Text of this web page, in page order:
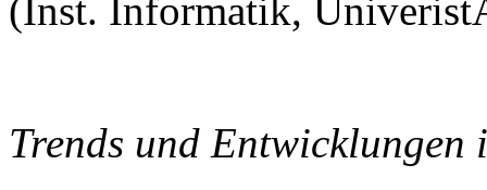
(Inst. Informatik,
Trends und